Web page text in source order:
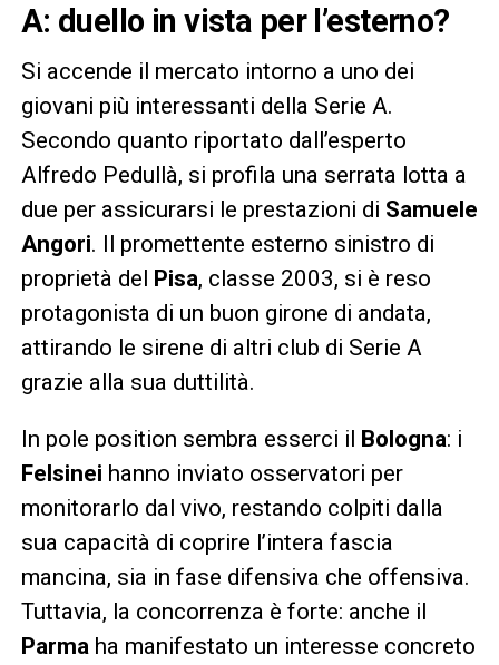
A: duello in vista per l’esterno?
Si accende il mercato intorno a uno dei
giovani più interessanti della Serie A.
Secondo quanto riportato dall’esperto
Alfredo Pedullà, si profila una serrata lotta a
due per assicurarsi le prestazioni di Samuele
Angori. Il promettente esterno sinistro di
proprietà del Pisa, classe 2003, si è reso
protagonista di un buon girone di andata,
attirando le sirene di altri club di Serie A
grazie alla sua duttilità.
In pole position sembra esserci il Bologna: i
Felsinei hanno inviato osservatori per
monitorarlo dal vivo, restando colpiti dalla
sua capacità di coprire l’intera fascia
mancina, sia in fase difensiva che offensiva.
Tuttavia, la concorrenza è forte: anche il
Parma ha manifestato un interesse concreto